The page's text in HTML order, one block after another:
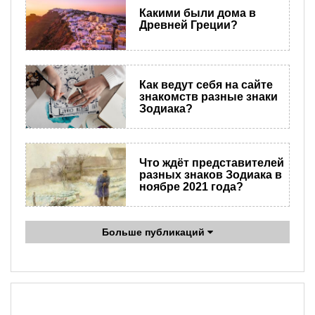
Какими были дома в
Древней Греции?
Как ведут себя на сайте
знакомств разные знаки
Зодиака?
Что ждёт представителей
разных знаков Зодиака в
ноябре 2021 года?
Больше публикаций